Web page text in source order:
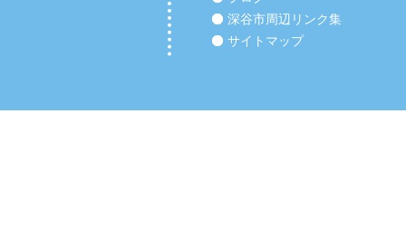
深谷市周辺リンク集
サイトマップ